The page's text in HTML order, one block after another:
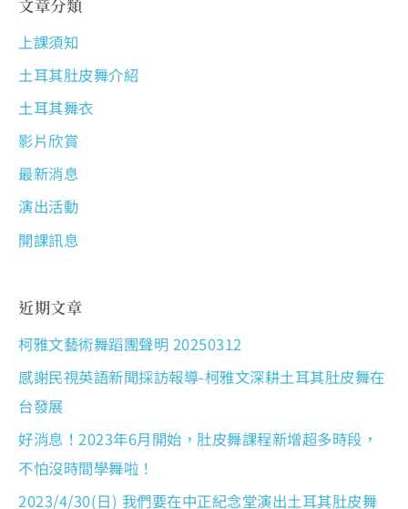
文章分類
上課須知
土耳其肚皮舞介紹
土耳其舞衣
影片欣賞
最新消息
演出活動
開課訊息
近期文章
柯雅文藝術舞蹈團聲明 20250312
感謝民視英語新聞採訪報導-柯雅文深耕土耳其肚皮舞在
台發展
好消息！2023年6月開始，肚皮舞課程新增超多時段，
不怕沒時間學舞啦！
2023/4/30(日) 我們要在中正紀念堂演出土耳其肚皮舞